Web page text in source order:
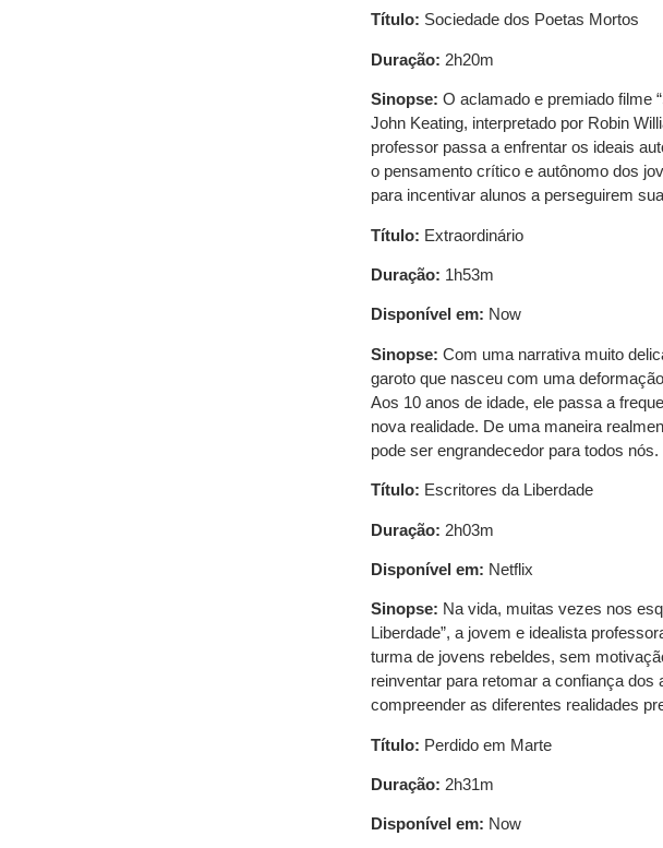
Título: Sociedade dos Poetas Mortos
Duração: 2h20m
Sinopse: O aclamado e premiado filme
John Keating, interpretado por Robin
professor passa a enfrentar os ideais
o pensamento crítico e autônomo dos
para incentivar alunos a perseguirem
Título: Extraordinário
Duração: 1h53m
Disponível em: Now
Sinopse: Com uma narrativa muito
garoto que nasceu com uma
Aos 10 anos de idade, ele passa a
nova realidade. De uma maneira
pode ser engrandecedor para todos nós.
Título: Escritores da Liberdade
Duração: 2h03m
Disponível em: Netflix
Sinopse: Na vida, muitas vezes nos
Liberdade”, a jovem e idealista
turma de jovens rebeldes, sem
reinventar para retomar a confiança
compreender as diferentes realidades
Título: Perdido em Marte
Duração: 2h31m
Disponível em: Now